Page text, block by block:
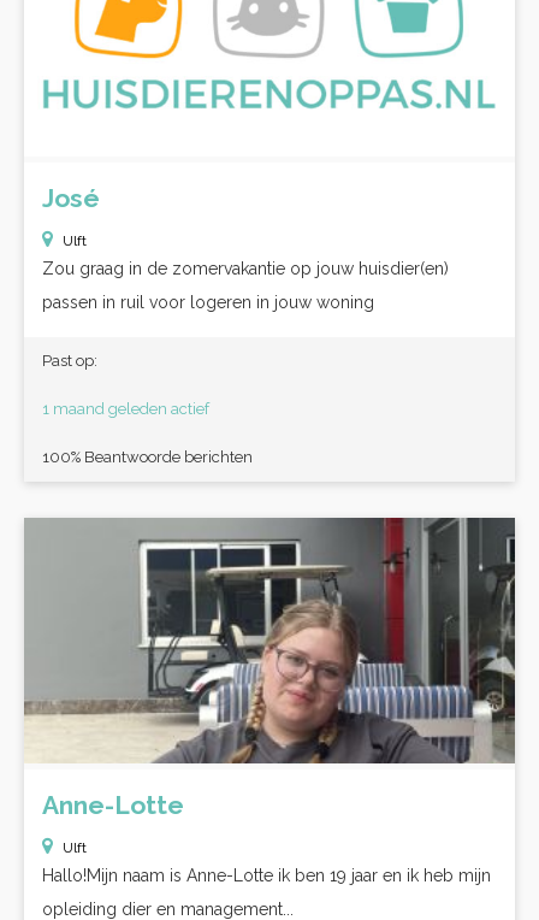
José
Ulft
Zou graag in de zomervakantie op jouw huisdier(en)
passen in ruil voor logeren in jouw woning
Past op:
1 maand geleden actief
100% Beantwoorde berichten
Anne-Lotte
Ulft
Hallo!Mijn naam is Anne-Lotte ik ben 19 jaar en ik heb mijn
opleiding dier en management...